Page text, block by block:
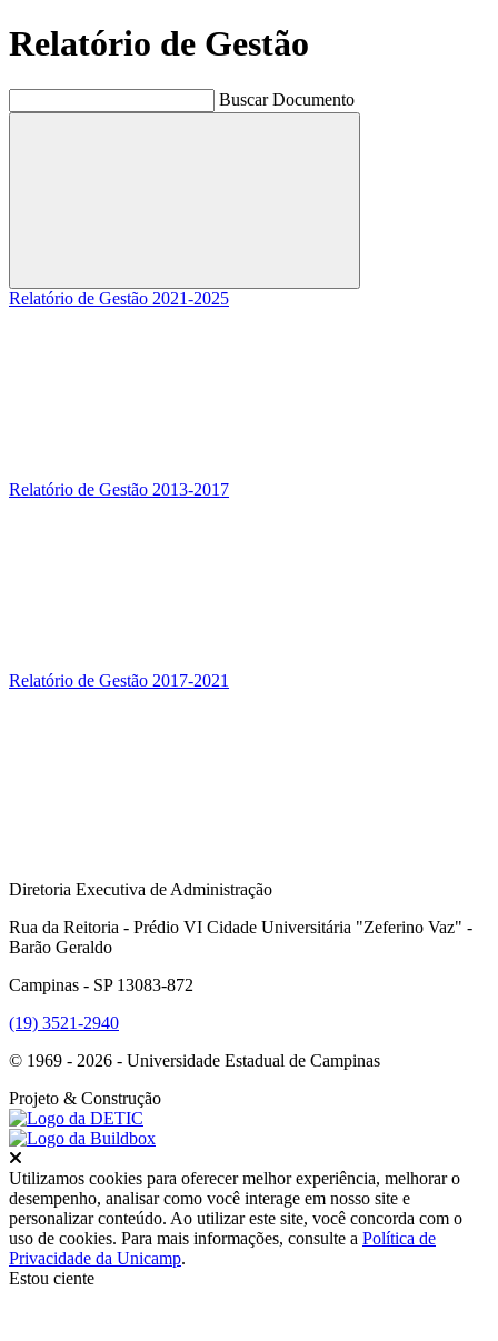
Relatório de Gestão
Buscar Documento
Buscar
Relatório de Gestão 2021-2025
Relatório de Gestão 2013-2017
Relatório de Gestão 2017-2021
Diretoria Executiva de Administração
Rua da Reitoria - Prédio VI Cidade Universitária "Zeferino Vaz" -
Barão Geraldo
Campinas - SP 13083-872
(19) 3521-2940
© 1969 - 2026 - Universidade Estadual de Campinas
Projeto & Construção
Utilizamos cookies para oferecer melhor experiência, melhorar o
desempenho, analisar como você interage em nosso site e
personalizar conteúdo. Ao utilizar este site, você concorda com o
uso de cookies. Para mais informações, consulte a Política de
Privacidade da Unicamp.
Estou ciente